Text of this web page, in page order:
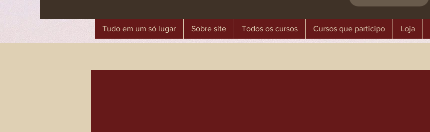
Tudo em um só lugar Sobre site Todos os cursos Cursos que participo Loja